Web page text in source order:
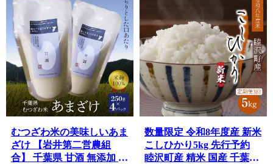
むつざわ米の美味しいあま
ざけ 【岩井第二営農組
合】 千葉県 甘酒 無添加 米
数量限定 令和8年度産 新米
こしひかり5kg 先行予約
睦沢町産 精米 国産 千葉県